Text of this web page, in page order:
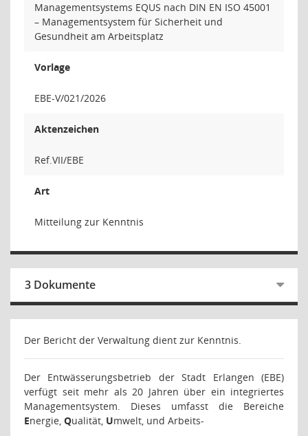
Managementsystems EQUS nach DIN EN ISO 45001
– Managementsystem für Sicherheit und
Gesundheit am Arbeitsplatz
Vorlage
EBE-V/021/2026
Aktenzeichen
Ref.VII/EBE
Art
Mitteilung zur Kenntnis
3 Dokumente
Der Bericht der Verwaltung dient zur Kenntnis.
Der Entwässerungsbetrieb der Stadt Erlangen (EBE)
verfügt seit mehr als 20 Jahren über ein integriertes
Managementsystem. Dieses umfasst die Bereiche
Energie, Qualität, Umwelt, und Arbeits-